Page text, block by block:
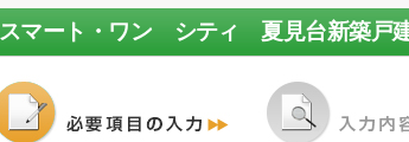
スマート・ワン シティ 夏見台新築戸